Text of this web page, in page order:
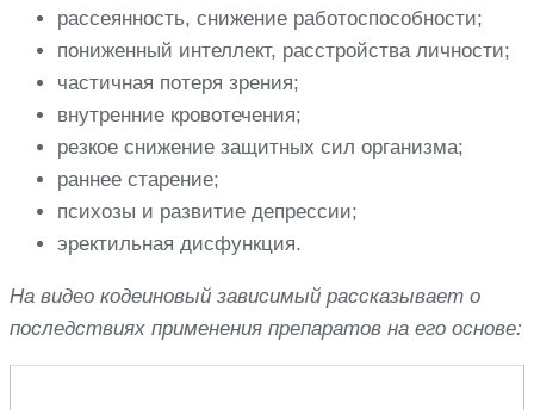
рассеянность, снижение работоспособности;
пониженный интеллект, расстройства личности;
частичная потеря зрения;
внутренние кровотечения;
резкое снижение защитных сил организма;
раннее старение;
психозы и развитие депрессии;
эректильная дисфункция.
На видео кодеиновый зависимый рассказывает о
последствиях применения препаратов на его основе: